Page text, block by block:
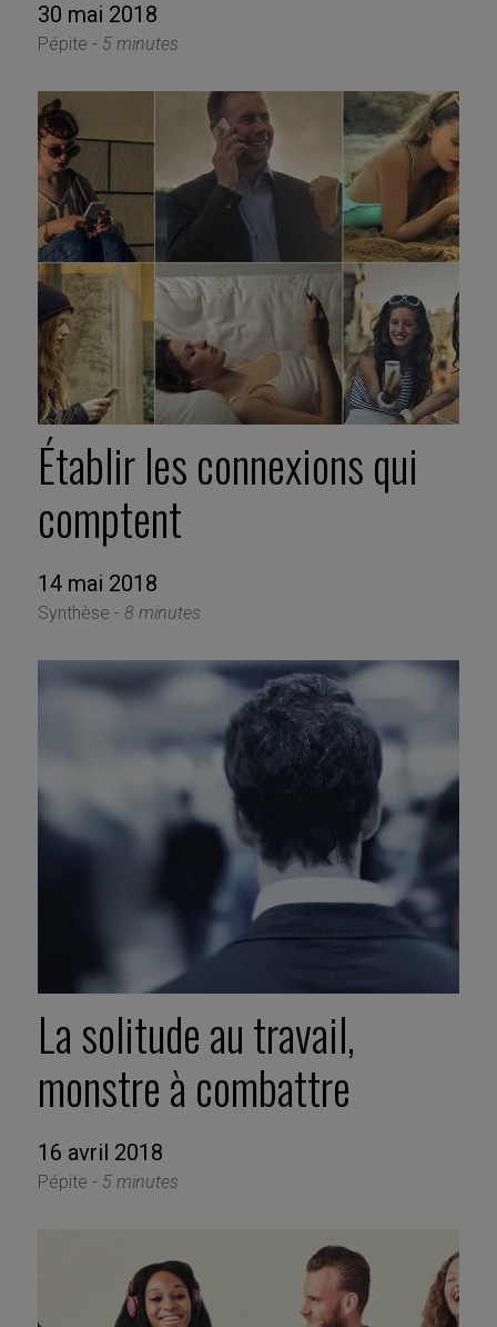
30 mai 2018
Pépite - 5 minutes
Établir les connexions qui
comptent
14 mai 2018
Synthèse - 8 minutes
La solitude au travail,
monstre à combattre
16 avril 2018
Pépite - 5 minutes